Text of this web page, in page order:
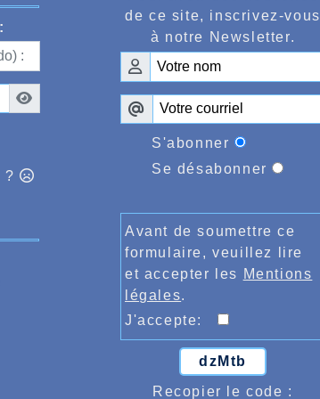
?
de ce site, inscrivez-vous
à notre Newsletter.
S'abonner
Se désabonner
Avant de soumettre ce
formulaire, veuillez lire
et accepter les Mentions
légales.
J'accepte:
dzMtb
Recopier le code :